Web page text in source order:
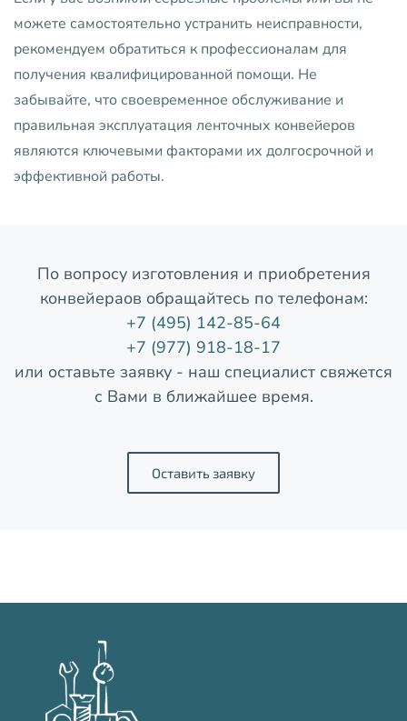
можете самостоятельно устранить неисправности,
рекомендуем обратиться к профессионалам для
получения квалифицированной помощи. Не
забывайте, что своевременное обслуживание и
правильная эксплуатация ленточных конвейеров
являются ключевыми факторами их долгосрочной и
эффективной работы.
По вопросу изготовления и приобретения
конвейераов обращайтесь по телефонам:
+7 (495) 142-85-64
+7 (977) 918-18-17
или оставьте заявку - наш специалист свяжется
с Вами в ближайшее время.
Оставить заявку